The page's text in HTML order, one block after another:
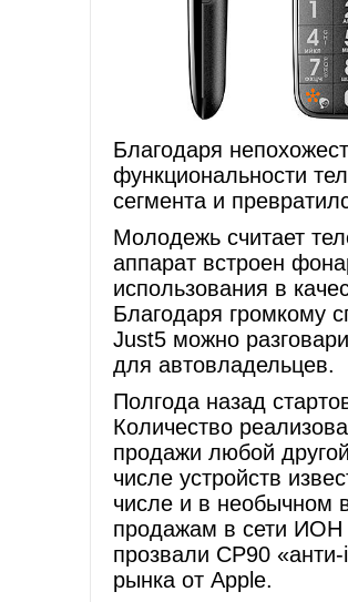
Благодаря
функциональности
сегмента и
Молодежь считает
аппарат встроен
использования в
Благодаря громкому
Just5 можно
для автовладельцев.
Полгода назад
Количество
продажи любой
числе устройств
числе и в необычном
продажам в сети ИОН
прозвали СP90
рынка от Apple.